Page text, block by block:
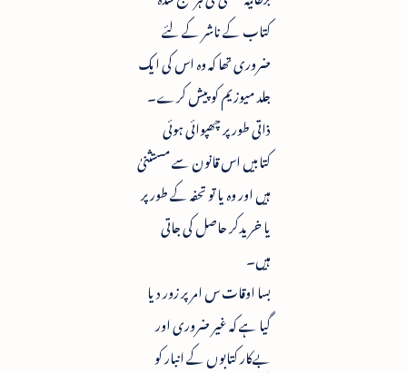
کتاب کے ناشر کے لئے
ضروری تھا کہ وہ اس کی ایک
جلد میوزیم کو پیش کرے۔
ذاتی طور پر چھپوائی ہوئی
کتابیں اس قانون سے مستثنیٰ
ہیں اور وہ یا تو تحفہ کے طور پر
یا خریدکر حاصل کی جاتی
ہیں۔
بسا اوقات س امر پر زور دیا
گیا ہے کہ غیر ضروری اور
بےکار کتابوں کے انبار کو